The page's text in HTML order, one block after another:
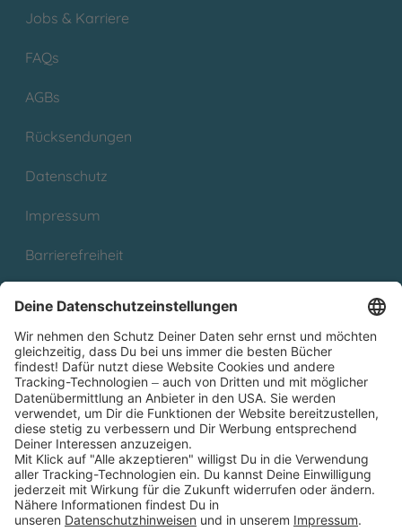
Jobs & Karriere
FAQs
AGBs
Rücksendungen
Datenschutz
Impressum
Barrierefreiheit
Partnerprogramm (Affiliate)
Folge uns auf
* Versandkostenfrei ab 9,00 € Bestellwert innerhalb
Deutschlands